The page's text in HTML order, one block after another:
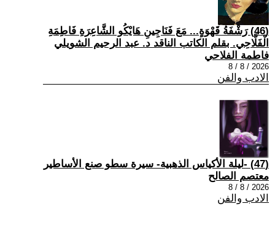
(46) رَشْفَةُ قَهْوَةٍ... مَعَ فَنَاجِينِ هَايْكُو الشَّاعِرَةِ فَاطِمَةِ
الْفَلَّاحِي. بقلم الكاتب الناقد د. عبد الرحيم الشويلي
فاطمة الفلاحي
2026 / 8 / 8
الادب والفن
(47) -ليلة الأكياس الذهبية- سيرة سطو صنع الأساطير
معتصم الصالح
2026 / 8 / 8
الادب والفن